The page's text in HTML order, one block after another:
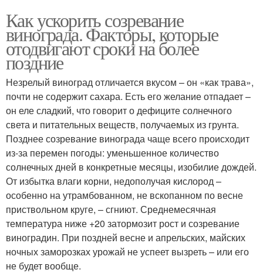
Как ускорить созревание
винограда. Факторы, которые
отодвигают сроки на более
поздние
Незрелый виноград отличается вкусом – он «как трава»,
почти не содержит сахара. Есть его желание отпадает –
он еле сладкий, что говорит о дефиците солнечного
света и питательных веществ, получаемых из грунта.
Позднее созревание винограда чаще всего происходит
из-за перемен погоды: уменьшенное количество
солнечных дней в конкретные месяцы, изобилие дождей.
От избытка влаги корни, недополучая кислород –
особенно на утрамбованном, не вскопанном по весне
приствольном круге, – сгниют. Среднемесячная
температура ниже +20 затормозит рост и созревание
виноградин. При поздней весне и апрельских, майских
ночных заморозках урожай не успеет вызреть – или его
не будет вообще.